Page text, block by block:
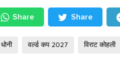
Share Share
वर्ल्ड कप 2027 विराट कोहली